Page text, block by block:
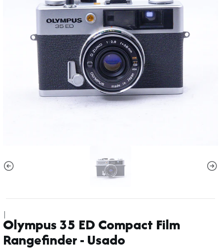
|
Olympus 35 ED Compact Film
Rangefinder - Usado